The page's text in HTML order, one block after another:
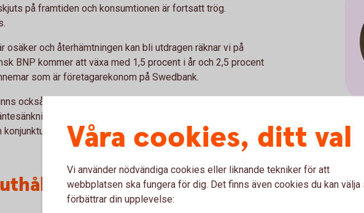
på framtiden och konsumtionen är fortsatt trög.
osäker och återhämtningen kan bli utdragen räknar vi på
BNP kommer att växa med 1,5 procent i år och 2,5 procent
som är företagarekonom på Swedbank.
också förväntningar på lägre inflation, sänkta
och en starkare svensk krona. Men i väntan på att
ska vända är det klokt att se om sitt hus.
i din verksamhet:
Våra cookies, ditt val
Vi använder nödvändiga cookies eller liknande tekniker för att
webbplatsen ska fungera för dig. Det finns även cookies du kan välja
förbättrar din upplevelse: